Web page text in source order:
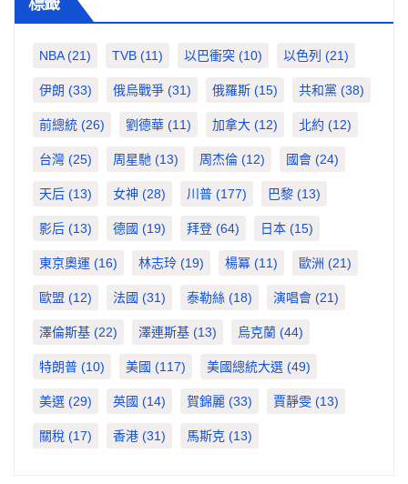
NBA(21) TVB (11) 以巴衝突 (10) 以色列 (21)
伊朗 (33) 俄烏戰爭 (31) 俄羅斯 (15) 共和黨 (38)
前總統 (26) 劉德華 (11) 加拿大 (12) 北約 (12)
台灣 (25) 周星馳 (13) 周杰倫 (12) 國會 (24)
天后 (13) 女神 (28) 川普 (177) 巴黎 (13)
影后 (13) 德國 (19) 拜登 (64) 日本 (15)
東京奧運 (16) 林志玲 (19) 楊冪 (11) 歐洲 (21)
歐盟 (12) 法國 (31) 泰勒絲 (18) 演唱會 (21)
澤倫斯基 (22) 澤連斯基 (13) 烏克蘭 (44)
特朗普 (10) 美國 (117) 美國總統大選 (49)
美選 (29) 英國 (14) 賀錦麗 (33) 賈靜雯 (13)
關稅 (17) 香港 (31) 馬斯克 (13)